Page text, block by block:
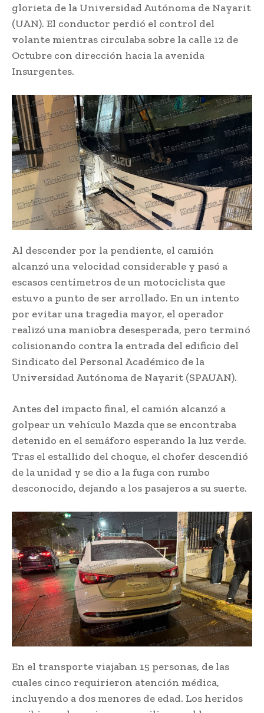
glorieta de la Universidad Autónoma de Nayarit
(UAN). El conductor perdió el control del
volante mientras circulaba sobre la calle 12 de
Octubre con dirección hacia la avenida
Insurgentes.
Al descender por la pendiente, el camión
alcanzó una velocidad considerable y pasó a
escasos centímetros de un motociclista que
estuvo a punto de ser arrollado. En un intento
por evitar una tragedia mayor, el operador
realizó una maniobra desesperada, pero terminó
colisionando contra la entrada del edificio del
Sindicato del Personal Académico de la
Universidad Autónoma de Nayarit (SPAUAN).
Antes del impacto final, el camión alcanzó a
golpear un vehículo Mazda que se encontraba
detenido en el semáforo esperando la luz verde.
Tras el estallido del choque, el chofer descendió
de la unidad y se dio a la fuga con rumbo
desconocido, dejando a los pasajeros a su suerte.
En el transporte viajaban 15 personas, de las
cuales cinco requirieron atención médica,
incluyendo a dos menores de edad. Los heridos